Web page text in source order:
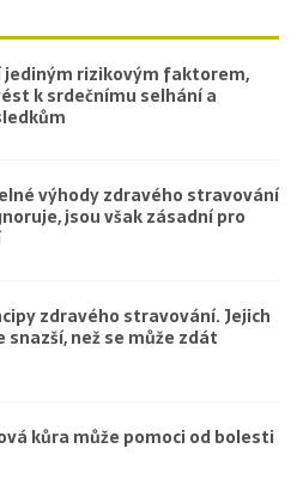
jediným rizikovým faktorem,
k srdečnímu selhání a
výhody zdravého stravování
jsou však zásadní pro
zdravého stravování. Jejich
snazší, než se může zdát
kůra může pomoci od bolesti